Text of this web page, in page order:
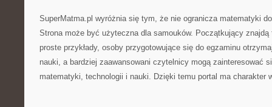
SuperMatma.pl wyróżnia się tym, że nie ogranicza matematyki
Strona może być użyteczna dla samouków. Początkujący znajdą
proste przykłady, osoby przygotowujące się do egzaminu
nauki, a bardziej zaawansowani czytelnicy mogą zainteresować
matematyki, technologii i nauki. Dzięki temu portal ma charakter